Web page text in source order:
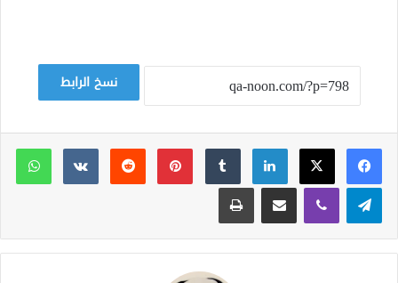
نسخ الرابط
لينكدإن ‏Tumblr بينتيريست
‏Reddit
‏VKontakte
تيلقرام ڤايبر مشاركة عبر البريد طباعة